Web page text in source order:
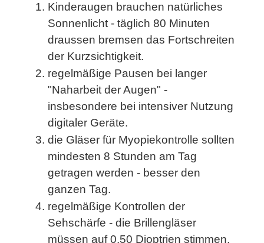
Kinderaugen brauchen natürliches
Sonnenlicht - täglich 80 Minuten
draussen bremsen das Fortschreiten
der Kurzsichtigkeit.
regelmäßige Pausen bei langer
"Naharbeit der Augen" -
insbesondere bei intensiver Nutzung
digitaler Geräte.
die Gläser für Myopiekontrolle sollten
mindesten 8 Stunden am Tag
getragen werden - besser den
ganzen Tag.
regelmäßige Kontrollen der
Sehschärfe - die Brillengläser
müssen auf 0,50 Dioptrien stimmen.